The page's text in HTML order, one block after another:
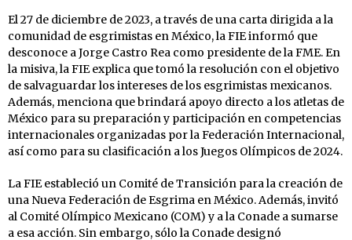
El 27 de diciembre de 2023, a través de una carta dirigida a la
comunidad de esgrimistas en México, la FIE informó que
desconoce a Jorge Castro Rea como presidente de la FME. En
la misiva, la FIE explica que tomó la resolución con el objetivo
de salvaguardar los intereses de los esgrimistas mexicanos.
Además, menciona que brindará apoyo directo a los atletas de
México para su preparación y participación en competencias
internacionales organizadas por la Federación Internacional,
así como para su clasificación a los Juegos Olímpicos de 2024.
La FIE estableció un Comité de Transición para la creación de
una Nueva Federación de Esgrima en México. Además, invitó
al Comité Olímpico Mexicano (COM) y a la Conade a sumarse
a esa acción. Sin embargo, sólo la Conade designó